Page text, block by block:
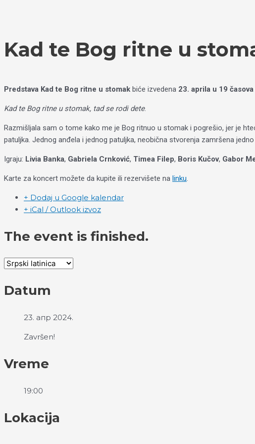
Kad te Bog ritne u
Predstava Kad te Bog ritne u stomak biće izvedena 23. aprila u 19 časova
Kad te Bog ritne u stomak, tad se rodi dete.
Razmišljala sam o tome kako me je Bog ritnuo u stomak i pogrešio, jer je
patuljka. Jednog anđela i jednog patuljka, neobična stvorenja zamršena
Igraju: Livia Banka, Gabriela Crnković, Timea Filep, Boris Kučov, Gabor
Karte za koncert možete da kupite ili rezervišete na linku.
+ Dodaj u Google kalendar
+ iCal / Outlook izvoz
The event is finished.
Datum
23. апр 2024.
Završen!
Vreme
19:00
Lokacija